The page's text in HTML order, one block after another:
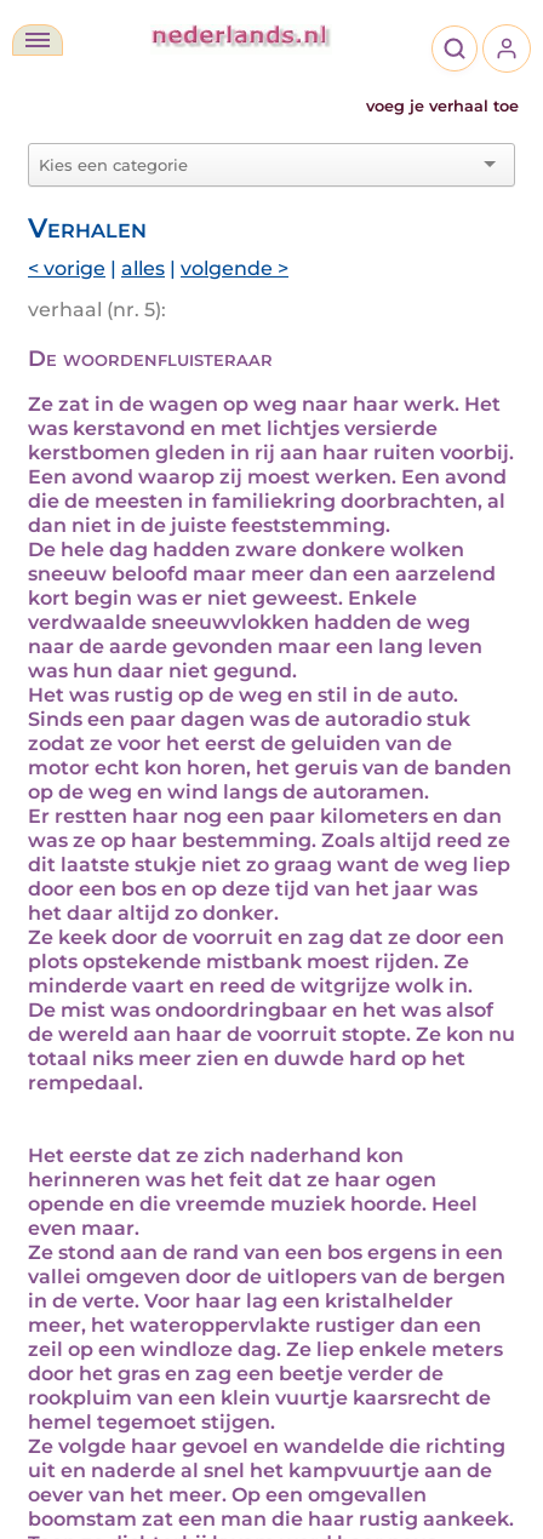
voeg je verhaal toe
Verhalen
< vorige | alles | volgende >
verhaal (nr. 5):
De woordenfluisteraar
Ze zat in de wagen op weg naar haar werk. Het
was kerstavond en met lichtjes versierde
kerstbomen gleden in rij aan haar ruiten voorbij.
Een avond waarop zij moest werken. Een avond
die de meesten in familiekring doorbrachten, al
dan niet in de juiste feeststemming.
De hele dag hadden zware donkere wolken
sneeuw beloofd maar meer dan een aarzelend
kort begin was er niet geweest. Enkele
verdwaalde sneeuwvlokken hadden de weg
naar de aarde gevonden maar een lang leven
was hun daar niet gegund.
Het was rustig op de weg en stil in de auto.
Sinds een paar dagen was de autoradio stuk
zodat ze voor het eerst de geluiden van de
motor echt kon horen, het geruis van de banden
op de weg en wind langs de autoramen.
Er restten haar nog een paar kilometers en dan
was ze op haar bestemming. Zoals altijd reed ze
dit laatste stukje niet zo graag want de weg liep
door een bos en op deze tijd van het jaar was
het daar altijd zo donker.
Ze keek door de voorruit en zag dat ze door een
plots opstekende mistbank moest rijden. Ze
minderde vaart en reed de witgrijze wolk in.
De mist was ondoordringbaar en het was alsof
de wereld aan haar de voorruit stopte. Ze kon nu
totaal niks meer zien en duwde hard op het
rempedaal.
Het eerste dat ze zich naderhand kon
herinneren was het feit dat ze haar ogen
opende en die vreemde muziek hoorde. Heel
even maar.
Ze stond aan de rand van een bos ergens in een
vallei omgeven door de uitlopers van de bergen
in de verte. Voor haar lag een kristalhelder
meer, het wateroppervlakte rustiger dan een
zeil op een windloze dag. Ze liep enkele meters
door het gras en zag een beetje verder de
rookpluim van een klein vuurtje kaarsrecht de
hemel tegemoet stijgen.
Ze volgde haar gevoel en wandelde die richting
uit en naderde al snel het kampvuurtje aan de
oever van het meer. Op een omgevallen
boomstam zat een man die haar rustig aankeek.